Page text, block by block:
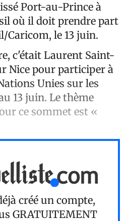
Port-au-Prince à
où il doit prendre part
Caricom, le 13 juin.
c'était Laurent Saint-
Nice pour participer à
Unies sur les
13 juin. Le thème
ce sommet est «
créé un compte,
GRATUITEMENT